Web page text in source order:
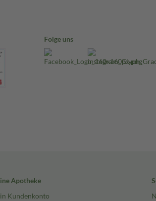
Folge uns
Apotheke
Kundenkonto